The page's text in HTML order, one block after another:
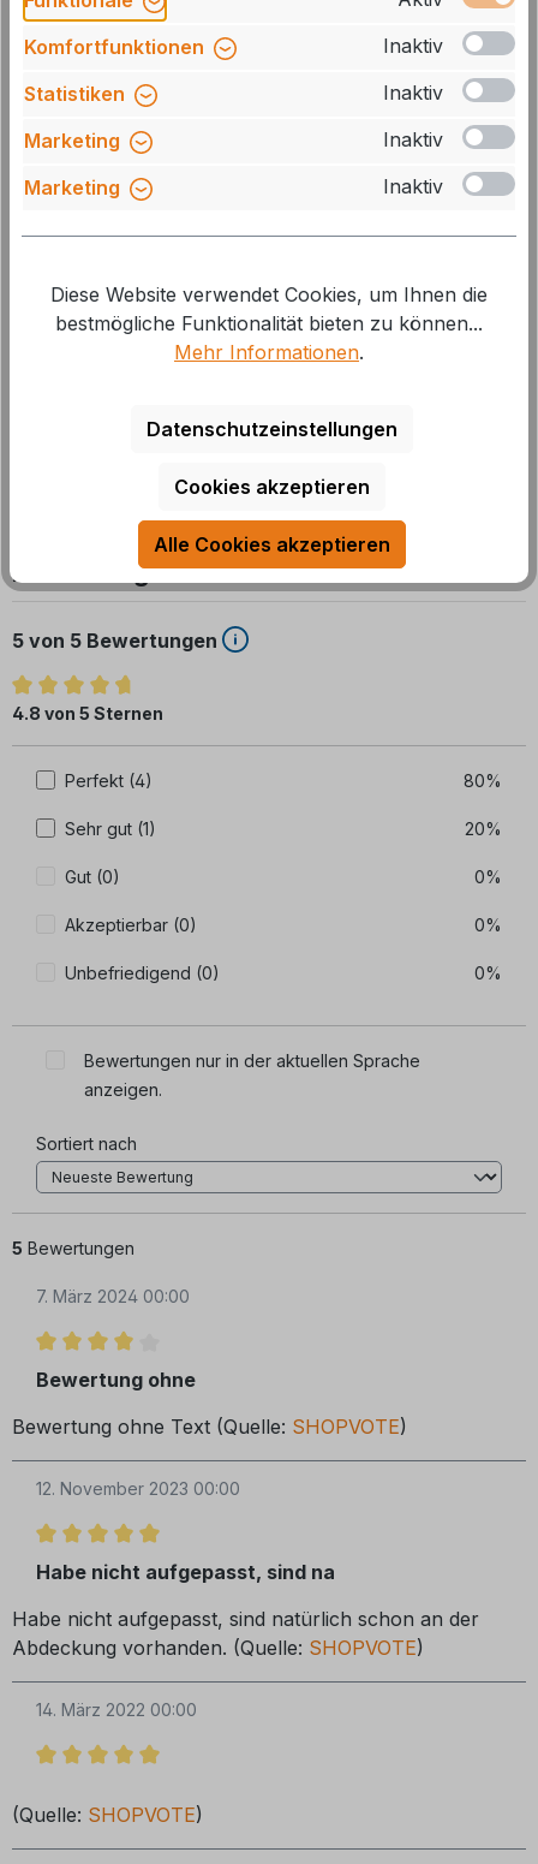
Dometic Ersatz-Winterabdeckung für
Belüftungssystem LS 300 weiss
Art.Nr.: 35355
Durchschnittliche Bewertung von 5 von 5 Sternen
9,00 €*
Bewertungen
5 von 5 Bewertungen
Durchschnittliche Bewertung von 4.8 von 5 Sternen
4.8 von 5 Sternen
Perfekt (4) 80%
Sehr gut (1) 20%
Gut (0) 0%
Akzeptierbar (0) 0%
Unbefriedigend (0) 0%
Bewertungen nur in der aktuellen Sprache
anzeigen.
Sortiert nach
5 Bewertungen
7. März 2024 00:00
Bewertung mit 4 von 5 Sternen
Bewertung ohne
Bewertung ohne Text (Quelle: SHOPVOTE)
12. November 2023 00:00
Bewertung mit 5 von 5 Sternen
Habe nicht aufgepasst, sind na
Habe nicht aufgepasst, sind natürlich schon an der
Abdeckung vorhanden. (Quelle: SHOPVOTE)
14. März 2022 00:00
(Quelle: SHOPVOTE)
Komfortfunktionen
Inaktiv
Statistiken
Inaktiv
Marketing
Inaktiv
Marketing
Inaktiv
Diese Website verwendet Cookies, um Ihnen die
bestmögliche Funktionalität bieten zu können...
Mehr Informationen.
Datenschutzeinstellungen
Cookies akzeptieren
Alle Cookies akzeptieren